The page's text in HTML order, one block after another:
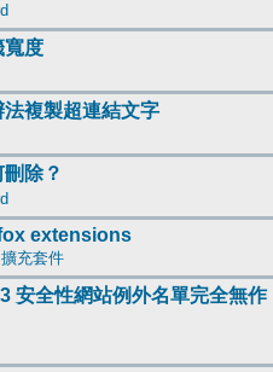
寬度
複製超連結文字
除？
extensions
充套件
安全性網站例外名單完全無作